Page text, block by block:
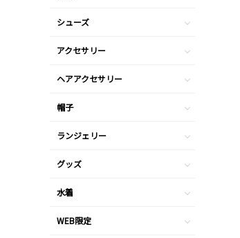
シューズ
アクセサリー
ヘアアクセサリー
帽子
ランジェリー
グッズ
水着
WEB限定